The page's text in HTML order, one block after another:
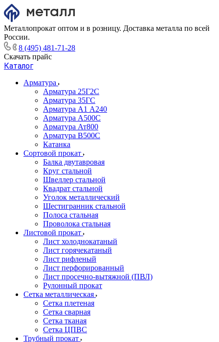
Металлопрокат оптом и в розницу. Доставка металла по всей
России.
8 (495) 481-71-28
Скачать прайс
Каталог
Арматура
Арматура 25Г2С
Арматура 35ГС
Арматура А1 А240
Арматура А500С
Арматура Ат800
Арматура В500С
Катанка
Сортовой прокат
Балка двутавровая
Круг стальной
Швеллер стальной
Квадрат стальной
Уголок металлический
Шестигранник стальной
Полоса стальная
Проволока стальная
Листовой прокат
Лист холоднокатаный
Лист горячекатаный
Лист рифленый
Лист перфорированный
Лист просечно-вытяжной (ПВЛ)
Рулонный прокат
Сетка металлическая
Сетка плетеная
Сетка сварная
Сетка тканая
Сетка ЦПВС
Трубный прокат